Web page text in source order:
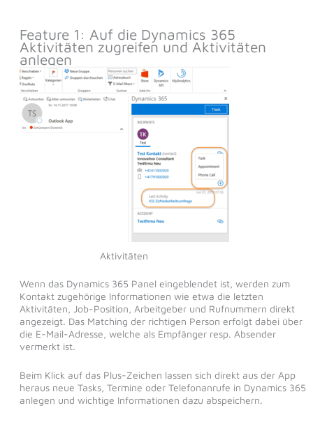
Feature 1: Auf die Dynamics 365
Aktivitäten zugreifen und Aktivitäten
anlegen
Aktivitäten
Wenn das Dynamics 365 Panel eingeblendet ist, werden zum
Kontakt zugehörige Informationen wie etwa die letzten
Aktivitäten, Job-Position, Arbeitgeber und Rufnummern direkt
angezeigt. Das Matching der richtigen Person erfolgt dabei über
die E-Mail-Adresse, welche als Empfänger resp. Absender
vermerkt ist.
Beim Klick auf das Plus-Zeichen lassen sich direkt aus der App
heraus neue Tasks, Termine oder Telefonanrufe in Dynamics 365
anlegen und wichtige Informationen dazu abspeichern.